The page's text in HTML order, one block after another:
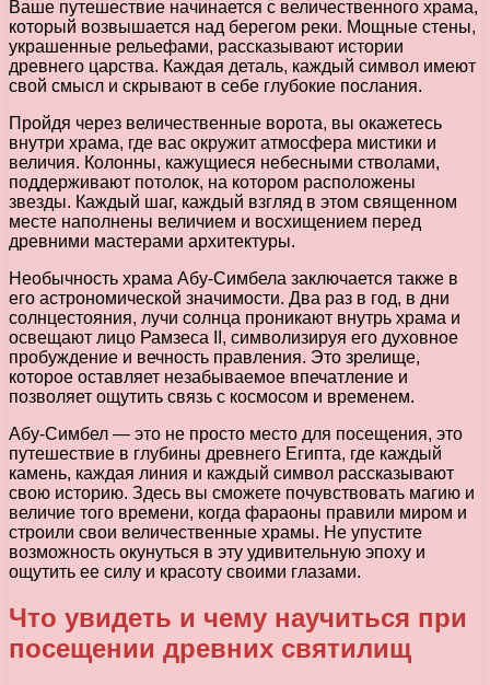
Ваше путешествие начинается с величественного храма,
который возвышается над берегом реки. Мощные стены,
украшенные рельефами, рассказывают истории
древнего царства. Каждая деталь, каждый символ имеют
свой смысл и скрывают в себе глубокие послания.
Пройдя через величественные ворота, вы окажетесь
внутри храма, где вас окружит атмосфера мистики и
величия. Колонны, кажущиеся небесными стволами,
поддерживают потолок, на котором расположены
звезды. Каждый шаг, каждый взгляд в этом священном
месте наполнены величием и восхищением перед
древними мастерами архитектуры.
Необычность храма Абу-Симбела заключается также в
его астрономической значимости. Два раз в год, в дни
солнцестояния, лучи солнца проникают внутрь храма и
освещают лицо Рамзеса II, символизируя его духовное
пробуждение и вечность правления. Это зрелище,
которое оставляет незабываемое впечатление и
позволяет ощутить связь с космосом и временем.
Абу-Симбел — это не просто место для посещения, это
путешествие в глубины древнего Египта, где каждый
камень, каждая линия и каждый символ рассказывают
свою историю. Здесь вы сможете почувствовать магию и
величие того времени, когда фараоны правили миром и
строили свои величественные храмы. Не упустите
возможность окунуться в эту удивительную эпоху и
ощутить ее силу и красоту своими глазами.
Что увидеть и чему научиться при
посещении древних святилищ